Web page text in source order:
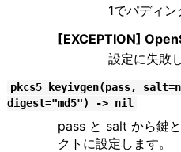
1でパディ
[EXCEPTION]
設定に失敗
pkcs5_keyivgen(pass,
digest="md5") -> nil
pass と salt から鍵
クトに設定します。